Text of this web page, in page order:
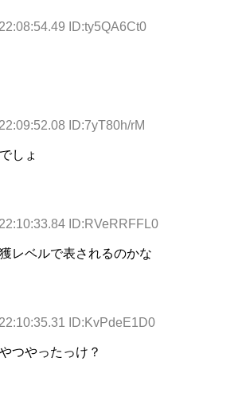
ID:ty5QA6Ct0
ID:7yT80h/rM
しょ
ID:RVeRRFFL0
レベルで表されるのかな
ID:KvPdeE1D0
つやったっけ？